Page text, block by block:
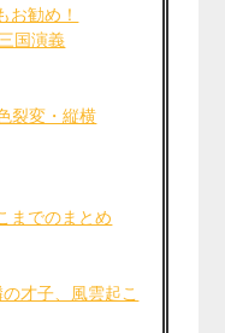
お勧め！
国演義
裂変・縦横
までのまとめ
才子、風雲起こ